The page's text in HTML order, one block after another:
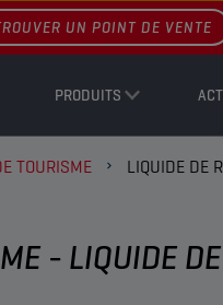
PRODUITS
UN POINT DE VENTE
TOURISME LIQUIDE DE
- LIQUIDE